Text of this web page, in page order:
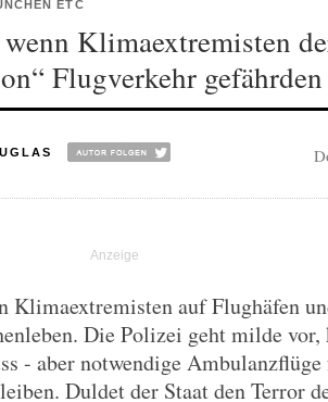
ETC
Klimaextremisten
Flugverkehr gefährden
Klimaextremisten auf Flughäfen
Die Polizei geht milde
- aber notwendige
Duldet der Staat den Terror